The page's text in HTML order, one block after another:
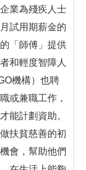
業為殘疾人士
試用期薪金的
「師傅」提供
和輕度智障人
機構）也聘
或兼職工作，
能計劃資助。
扶貧慈善的初
會，幫助他們